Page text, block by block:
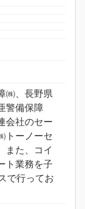
㈱、長野県
警備保障
会社のセー
トーノーセ
また、コイ
ト業務を子
で行ってお